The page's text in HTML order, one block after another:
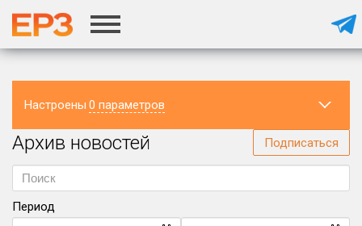
Настроены 0 параметров
Регион
Архив новостей Подписаться
Период